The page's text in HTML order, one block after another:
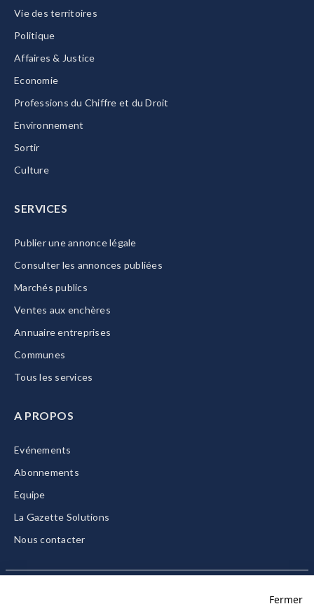
Vie des territoires
Politique
Affaires & Justice
Economie
Professions du Chiffre et du Droit
Environnement
Sortir
Culture
SERVICES
Publier une annonce légale
Consulter les annonces publiées
Marchés publics
Ventes aux enchères
Annuaire entreprises
Communes
Tous les services
A PROPOS
Evénements
Abonnements
Equipe
La Gazette Solutions
Nous contacter
Fermer